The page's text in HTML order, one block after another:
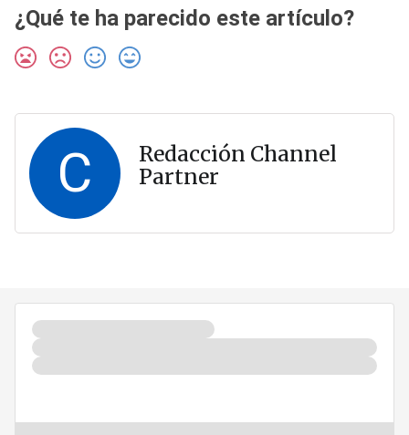
¿Qué te ha parecido este artículo?
C
Redacción Channel
Partner